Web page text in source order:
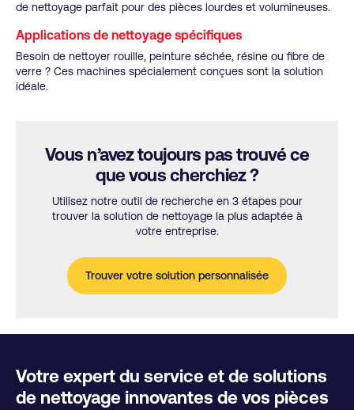
de nettoyage parfait pour des pièces lourdes et volumineuses.
Applications de nettoyage spécifiques
Besoin de nettoyer rouille, peinture séchée, résine ou fibre de
verre ? Ces machines spécialement conçues sont la solution
idéale.
Vous n’avez toujours pas trouvé ce
que vous cherchiez ?
Utilisez notre outil de recherche en 3 étapes pour
trouver la solution de nettoyage la plus adaptée à
votre entreprise.
Trouver votre solution personnalisée
Votre expert du service et de solutions
de nettoyage innovantes de vos pièces